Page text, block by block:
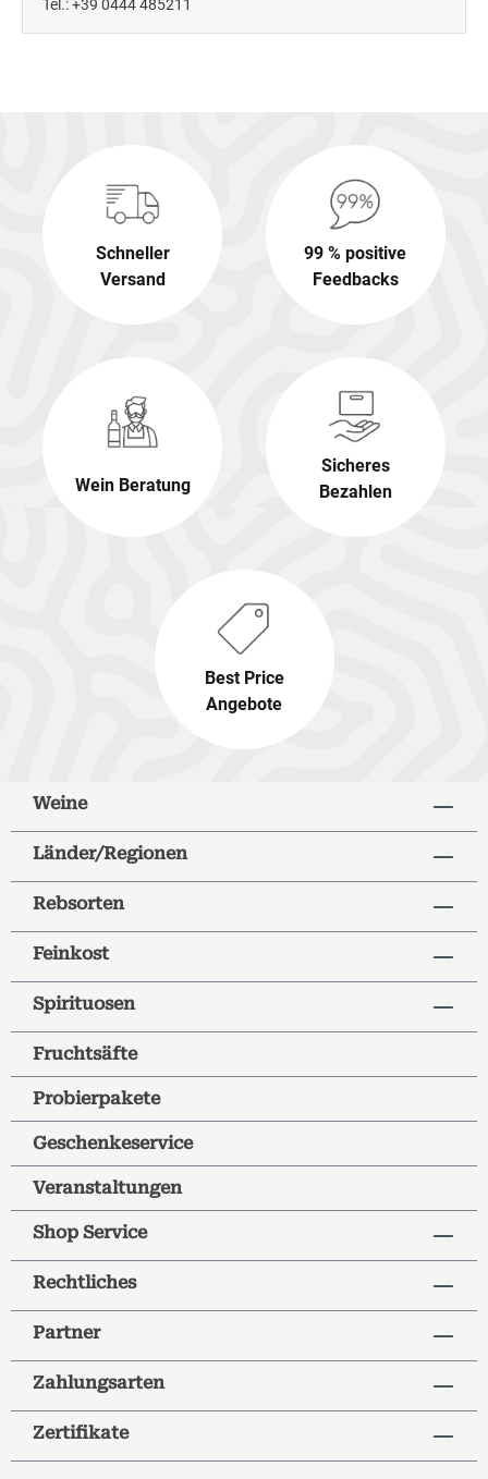
Tel.: +39 0444 485211
Schneller
Versand
99 % positive
Feedbacks
Wein Beratung
Sicheres
Bezahlen
Best Price
Angebote
Weine
Länder/Regionen
Rebsorten
Feinkost
Spirituosen
Fruchtsäfte
Probierpakete
Geschenkeservice
Veranstaltungen
Shop Service
Rechtliches
Partner
Zahlungsarten
Zertifikate